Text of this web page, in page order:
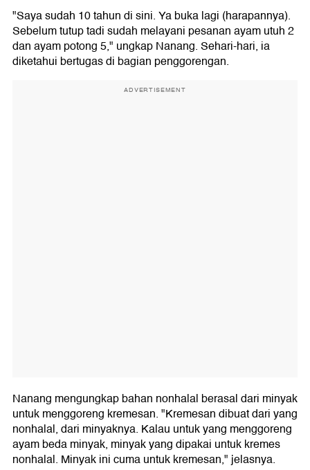
"Saya sudah 10 tahun di sini. Ya buka lagi (harapannya).
Sebelum tutup tadi sudah melayani pesanan ayam utuh 2
dan ayam potong 5," ungkap Nanang. Sehari-hari, ia
diketahui bertugas di bagian penggorengan.
ADVERTISEMENT
Nanang mengungkap bahan nonhalal berasal dari minyak
untuk menggoreng kremesan. "Kremesan dibuat dari yang
nonhalal, dari minyaknya. Kalau untuk yang menggoreng
ayam beda minyak, minyak yang dipakai untuk kremes
nonhalal. Minyak ini cuma untuk kremesan," jelasnya.